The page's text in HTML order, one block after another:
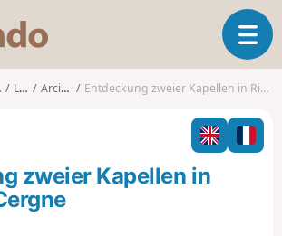
s
o
o
T
o
g
l
n
Loire Arcinges Entdeckung zweier Kapellen in Richtung Cergne
zweier Kapellen in